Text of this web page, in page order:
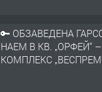
🔑 ОБЗАВЕДЕНА
НАЕМ В КВ. „ОРФЕЙ“
КОМПЛЕКС